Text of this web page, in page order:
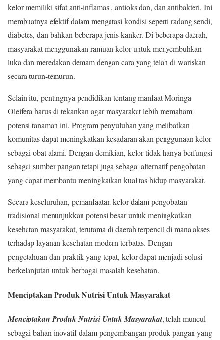
kelor memiliki sifat anti-inflamasi, antioksidan, dan antibakteri. Ini
membuatnya efektif dalam mengatasi kondisi seperti radang sendi,
diabetes, dan bahkan beberapa jenis kanker. Di beberapa daerah,
masyarakat menggunakan ramuan kelor untuk menyembuhkan
luka dan meredakan demam dengan cara yang telah di wariskan
secara turun-temurun.
Selain itu, pentingnya pendidikan tentang manfaat Moringa
Oleifera harus di tekankan agar masyarakat lebih memahami
potensi tanaman ini. Program penyuluhan yang melibatkan
komunitas dapat meningkatkan kesadaran akan penggunaan kelor
sebagai obat alami. Dengan demikian, kelor tidak hanya berfungsi
sebagai sumber pangan tetapi juga sebagai alternatif pengobatan
yang dapat membantu meningkatkan kualitas hidup masyarakat.
Secara keseluruhan, pemanfaatan kelor dalam pengobatan
tradisional menunjukkan potensi besar untuk meningkatkan
kesehatan masyarakat, terutama di daerah terpencil di mana akses
terhadap layanan kesehatan modern terbatas. Dengan
pengetahuan dan praktik yang tepat, kelor dapat menjadi solusi
berkelanjutan untuk berbagai masalah kesehatan.
Menciptakan Produk Nutrisi Untuk Masyarakat
Menciptakan Produk Nutrisi Untuk Masyarakat, telah muncul
sebagai bahan inovatif dalam pengembangan produk pangan yang